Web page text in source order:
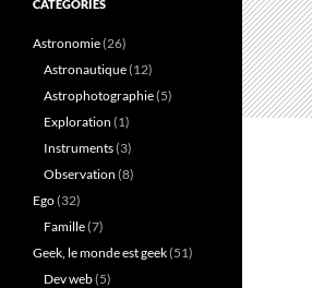
CATÉGORIES
Astronomie(26)
Astronautique(12)
Astrophotographie(5)
Exploration (1)
Instruments(3)
Observation (8)
Ego(32)
Famille(7)
Geek, le monde est geek(51)
Dev web(5)